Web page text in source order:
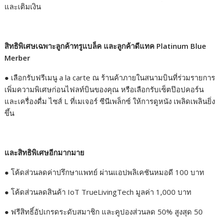
และเติมเงิน
สิทธิพิเศษเฉพาะลูกค้าทรูแบล็ค และลูกค้าดีแทค Platinum Blue
Merber
● เลือกรับฟรีเมนู a la carte ณ ร้านค้าภายในสนามบินที่ร่วมรายการ
เพิ่มความพิเศษก่อนไฟลท์บินของคุณ หรือเลือกรับเซ็ตป๊อปคอร์น
และเครื่องดื่ม ไซส์ L ที่เมเจอร์ ซีนีเพล็กซ์ ให้การดูหนัง เพลิดเพลินยิ่ง
ขึ้น
และสิทธิพิเศษอีกมากมาย
●โค้ดส่วนลดค่าปรึกษาแพทย์ ผ่านแอปพลิเคชันหมอดี 100 บาท
●โค้ดส่วนลดสินค้า IoT TrueLivingTech มูลค่า 1,000 บาท
● ฟรีสิทธิ์อัปเกรดระดับสมาชิก และคูปองส่วนลด 50% สูงสุด 50